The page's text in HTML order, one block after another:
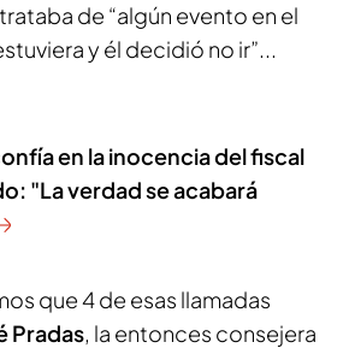
de “algún evento en el
y él decidió no ir”...
en la inocencia del fiscal
"La verdad se acabará
que 4 de esas llamadas
Pradas, la entonces consejera